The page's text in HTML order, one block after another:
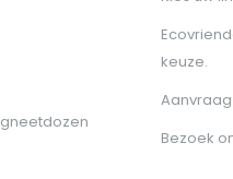
keuze.
Bezoek